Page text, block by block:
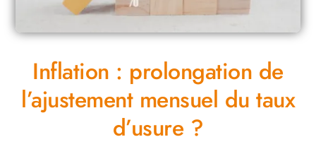
Inflation : prolongation de
l’ajustement mensuel du taux
d’usure ?